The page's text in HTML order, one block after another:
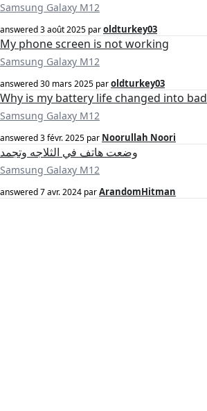
Samsung Galaxy M12
answered3 août 2025 paroldturkey03
My phone screen is not working
Samsung Galaxy M12
answered30 mars 2025 paroldturkey03
Why is my battery life changed into bad
Samsung Galaxy M12
answered3 févr. 2025 par Noorullah Noori
وضعت هاتف في الثلاجه وتجمد
Samsung Galaxy M12
answered7 avr. 2024 parArandomHitman